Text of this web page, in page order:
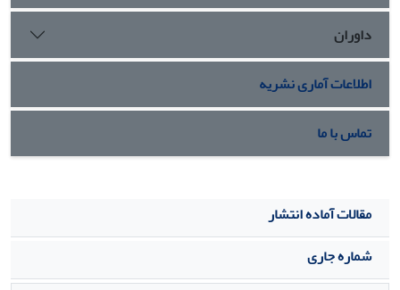
داوران
اطلاعات آماری نشریه
تماس با ما
مقالات آماده انتشار
شماره جاری